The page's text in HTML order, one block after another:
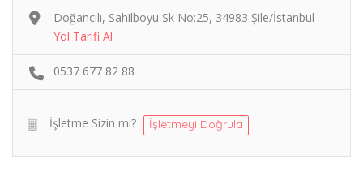
Doğancılı, Sahilboyu Sk No:25, 34983 Şile/İstanbul
Yol Tarifi Al
0537 677 82 88
İşletme Sizin mi? İşletmeyi Doğrula